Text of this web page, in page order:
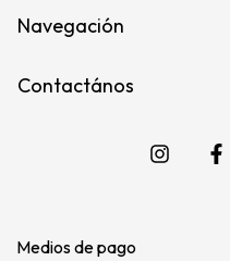
Navegación
Contactános
Medios de pago